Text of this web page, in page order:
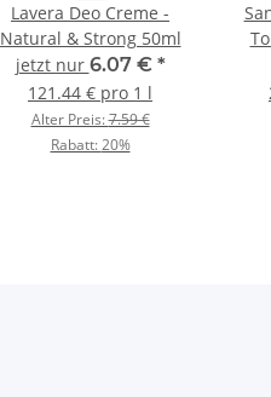
Lavera Deo Creme -
Natural & Strong 50ml
jetzt nur 6.07 € *
121.44 € pro 1 l
Alter Preis:7.59 €
Rabatt:20%